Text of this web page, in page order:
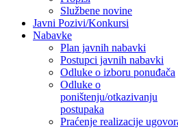
Službene novine
Javni Pozivi/Konkursi
Nabavke
Plan javnih nabavki
Postupci javnih nabavki
Odluke o izboru ponuđača
Odluke o
poništenju/otkazivanju
postupaka
Praćenje realizacije